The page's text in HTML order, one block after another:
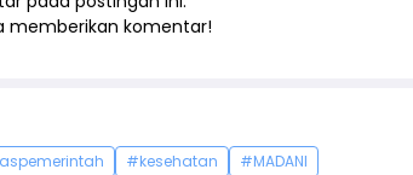
memberikan komentar!
#kesehatan #MADANI